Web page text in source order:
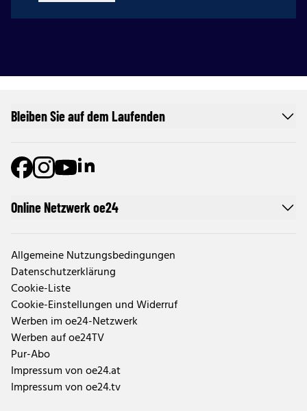
Online Netzwerk oe24
Allgemeine Nutzungsbedingungen
Datenschutzerklärung
Cookie-Liste
Cookie-Einstellungen und Widerruf
Werben im oe24-Netzwerk
Werben auf oe24TV
Pur-Abo
Impressum von oe24.at
Impressum von oe24.tv
Bleiben Sie auf dem Laufenden